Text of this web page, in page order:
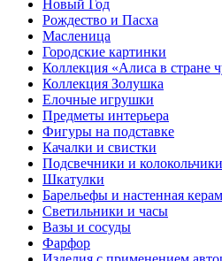
Новый Год
Рождество и Пасха
Масленица
Городские картинки
Коллекция «Алиса в стране
Коллекция Золушка
Елочные игрушки
Предметы интерьера
Фигуры на подставке
Качалки и свистки
Подсвечники и колокольчики
Шкатулки
Барельефы и настенная
Светильники и часы
Вазы и сосуды
Фарфор